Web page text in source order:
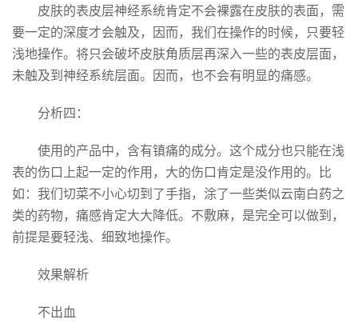
皮肤的表皮层神经系统肯定不会裸露在皮肤的表面，需
要一定的深度才会触及，因而，我们在操作的时候，只要轻
浅地操作。将只会破坏皮肤角质层再深入一些的表皮层面，
未触及到神经系统层面。因而，也不会有明显的痛感。
分析四：
使用的产品中，含有镇痛的成分。这个成分也只能在浅
表的伤口上起一定的作用，大的伤口肯定是没作用的。比
如：我们切菜不小心切到了手指，涂了一些类似云南白药之
类的药物，痛感肯定大大降低。不敷麻，是完全可以做到，
前提是要轻浅、细致地操作。
效果解析
不出血